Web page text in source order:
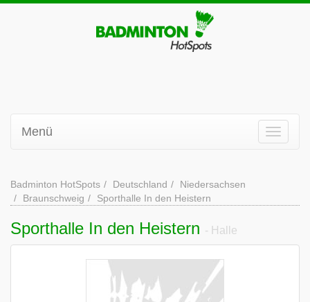
Menü
Badminton HotSpots Deutschland
Niedersachsen
Braunschweig
Sporthalle In den Heistern
Sporthalle In den Heistern - Halle